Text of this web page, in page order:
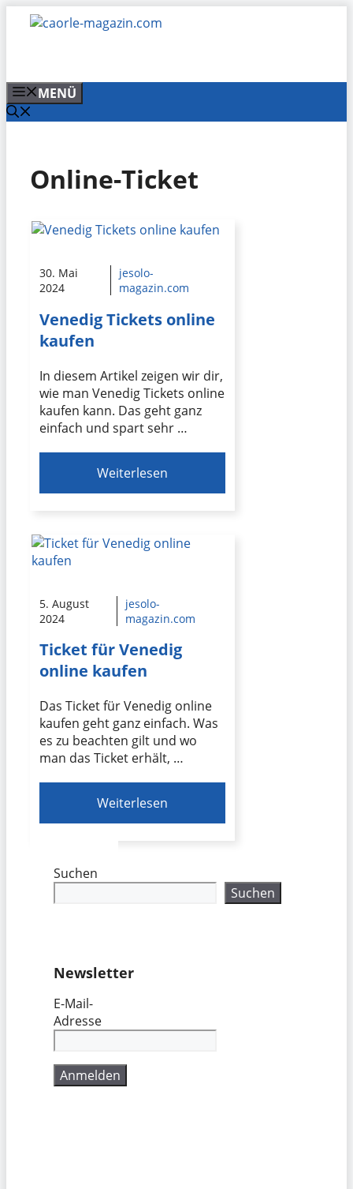
Zum
Inhalt
MENÜ
Online-Ticket
30. Mai
2024
jesolo-
magazin.com
Venedig Tickets online
kaufen
In diesem Artikel zeigen wir dir,
wie man Venedig Tickets online
kaufen kann. Das geht ganz
einfach und spart sehr …
Weiterlesen
5. August
2024
jesolo-
magazin.com
Ticket für Venedig
online kaufen
Das Ticket für Venedig online
kaufen geht ganz einfach. Was
es zu beachten gilt und wo
man das Ticket erhält, …
Weiterlesen
Suchen
Suchen
Newsletter
E-Mail-
Adresse